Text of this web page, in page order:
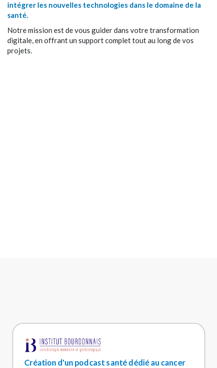
intégrer les nouvelles technologies dans le domaine de la
santé.
Notre mission est de vous guider dans votretransformation
digitale, en offrant un support complettout au long de vos
projets.
Création d'un podcast santé dédié au cancer